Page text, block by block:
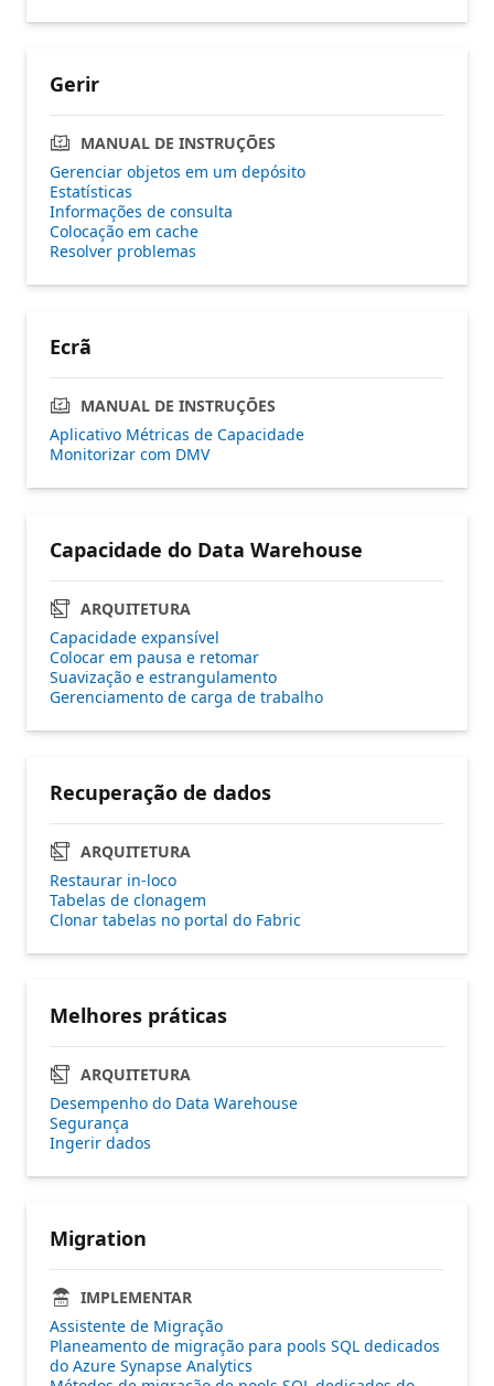
Gerir
MANUAL DE INSTRUÇÕES
Gerenciar objetos em um depósito
Estatísticas
Informações de consulta
Colocação em cache
Resolver problemas
Ecrã
MANUAL DE INSTRUÇÕES
Aplicativo Métricas de Capacidade
Monitorizar com DMV
Capacidade do Data Warehouse
ARQUITETURA
Capacidade expansível
Colocar em pausa e retomar
Suavização e estrangulamento
Gerenciamento de carga de trabalho
Recuperação de dados
ARQUITETURA
Restaurar in-loco
Tabelas de clonagem
Clonar tabelas no portal do Fabric
Melhores práticas
ARQUITETURA
Desempenho do Data Warehouse
Segurança
Ingerir dados
Migration
IMPLEMENTAR
Assistente de Migração
Planeamento de migração para pools SQL dedicados
do Azure Synapse Analytics